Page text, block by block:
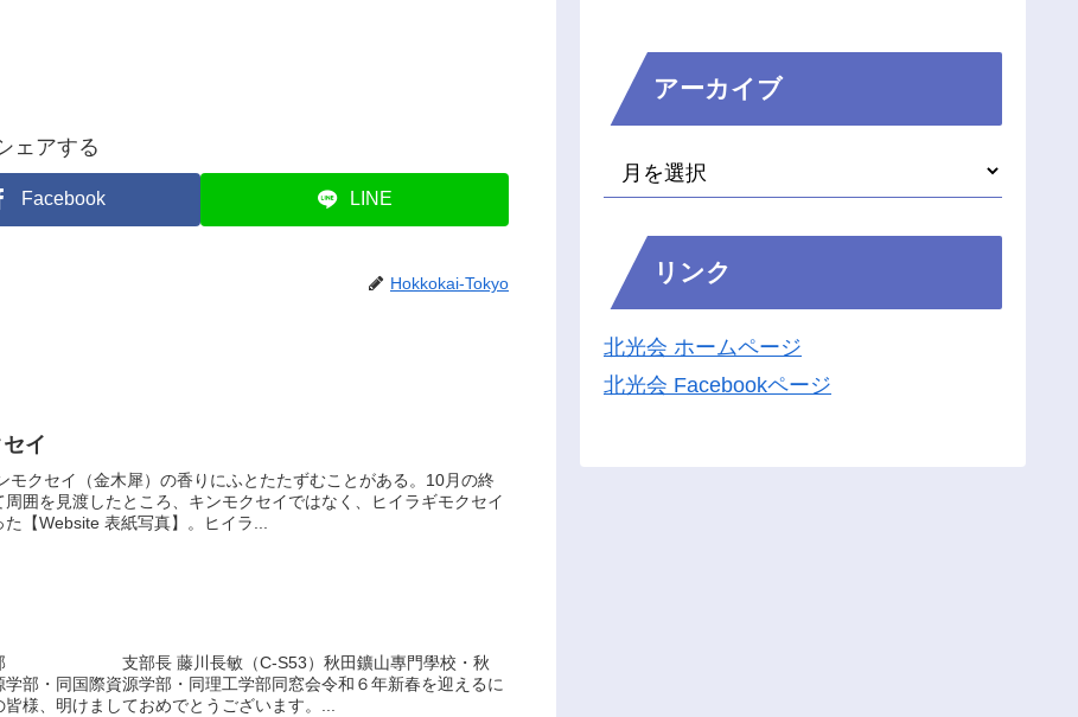
ェアする
Facebook LINE
Hokkokai-Tokyo
イ
モクセイ（金木犀）の香りにふとたたずむことがある。10月の終
囲を見渡したところ、キンモクセイではなく、ヒイラギモクセイ
【Website 表紙写真】。ヒイラ...
部 支部長 藤川長敏（C-S53）秋田鑛山專門學校・秋
部・同国際資源学部・同理工学部同窓会令和６年新春を迎えるに
様、明けましておめでとうございます。...
アーカイブ
リンク
北光会 ホームページ
北光会 Facebookページ